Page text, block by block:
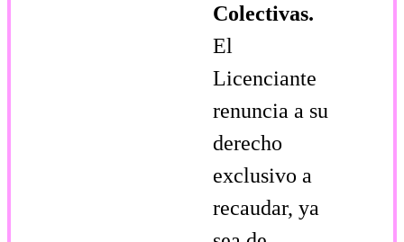
Colectivas.
El
Licenciante
renuncia a su
derecho
exclusivo a
recaudar, ya